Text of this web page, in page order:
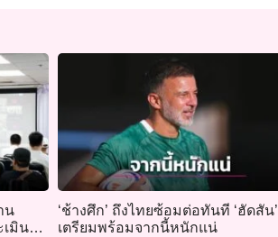
น
เมิน
‘ช้างศึก’ ถึงไทยซ้อมต่อทันที ‘ฮัดสัน’
เตรียมพร้อมจากนี้หนักแน่